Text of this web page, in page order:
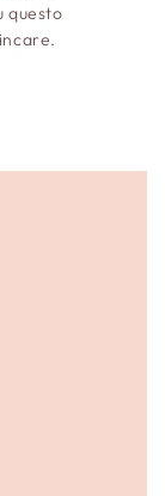
questo